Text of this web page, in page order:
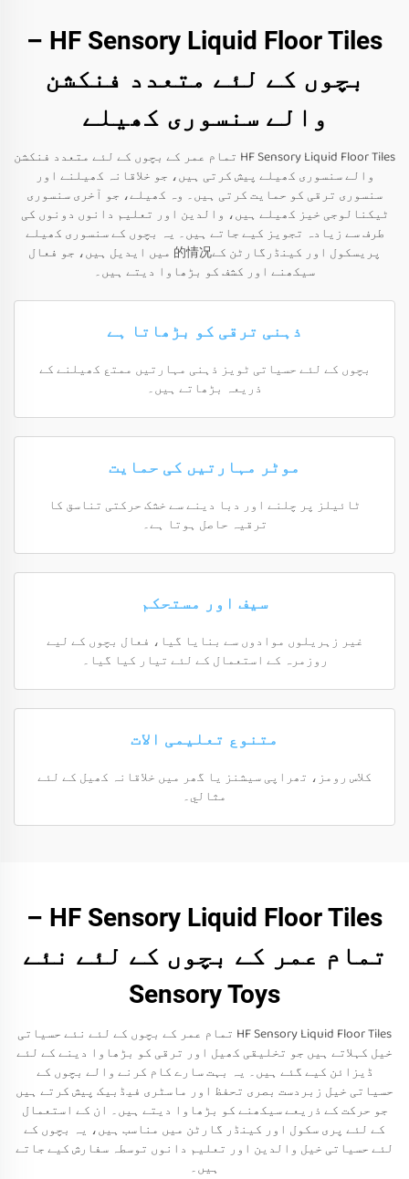
HF Sensory Liquid Floor Tiles –
بچوں کے لئے متعدد فنکشن
والے سنسوری کھیلے
HF Sensory Liquid Floor Tiles تمام عمر کے بچوں کے لئے متعدد فنکشن
والے سنسوری کھیلے پیش کرتی ہیں، جو خلاقانہ کھیلنے اور
سنسوری ترقی کو حمایت کرتی ہیں۔ وہ کھیلے، جو آخری سنسوری
ٹیکنالوجی خیز کھیلے ہیں، والدین اور تعلیم دانوں دونوں کی
طرف سے زیادہ تجویز کیے جاتے ہیں۔ یہ بچوں کے سنسوری کھیلے
پریسکول اور کینڈرگارٹن کے的情况 میں ایدیل ہیں، جو فعال
سیکھنے اور کشف کو بڑھاوا دیتے ہیں۔
ذہنی ترقی کو بڑھاتا ہے
بچوں کے لئے حسیاتی ٹویز ذہنی مہارتیں ممتع کھیلنے کے
ذریعہ بڑھاتے ہیں۔
موٹر مہارتیں کی حمایت
ٹائیلز پر چلنے اور دبا دینے سے خشک حرکتی تناسق کا
ترقیہ حاصل ہوتا ہے۔
سیف اور مستحکم
غیر زہریلوں موادوں سے بنایا گیا، فعال بچوں کے لیے
روزمرہ کے استعمال کے لئے تیار کیا گیا۔
متنوع تعلیمی الات
کلاس رومز، تھراپی سیشنز یا گھر میں خلاقانہ کھیل کے لئے
مثالي۔
HF Sensory Liquid Floor Tiles –
تمام عمر کے بچوں کے لئے نئے
Sensory Toys
HF Sensory Liquid Floor Tiles تمام عمر کے بچوں کے لئے نئے حسیاتی
خیل کہلاتے ہیں جو تخلیقی کھیل اور ترقی کو بڑھاوا دینے کے لئے
ڈیزائن کیے گئے ہیں۔ یہ بہت سارے کام کرنے والے بچوں کے
حسیاتی خیل زبردست بصری تحفظ اور ماسٹری فیڈبیک پیش کرتے ہیں
جو حرکت کے ذریعے سیکھنے کو بڑھاوا دیتے ہیں۔ ان کے استعمال
کے لئے پری سکول اور کینڈر گارٹن میں مناسب ہیں، یہ بچوں کے
لئے حسیاتی خیل والدین اور تعلیم دانوں توسطہ سفارش کیے جاتے
ہیں۔